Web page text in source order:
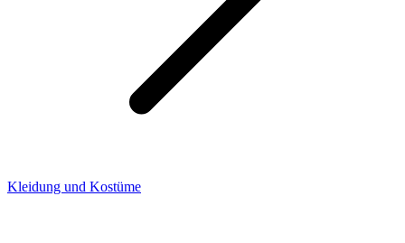
Kleidung und Kostüme